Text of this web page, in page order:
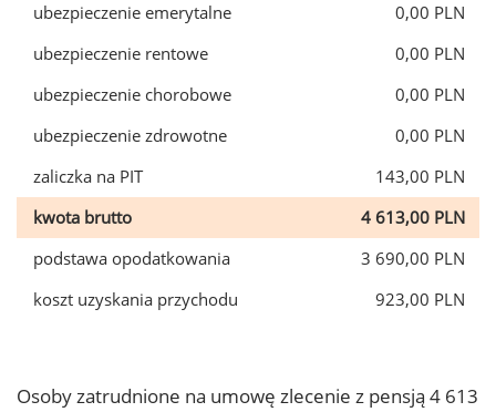
ubezpieczenie emerytalne
0,00 PLN
ubezpieczenie rentowe
0,00 PLN
ubezpieczenie chorobowe
0,00 PLN
ubezpieczenie zdrowotne
0,00 PLN
zaliczka na PIT
143,00 PLN
kwota brutto
4 613,00 PLN
podstawa opodatkowania
3 690,00 PLN
koszt uzyskania przychodu
923,00 PLN
Osoby zatrudnione na umowę zlecenie z pensją 4 613